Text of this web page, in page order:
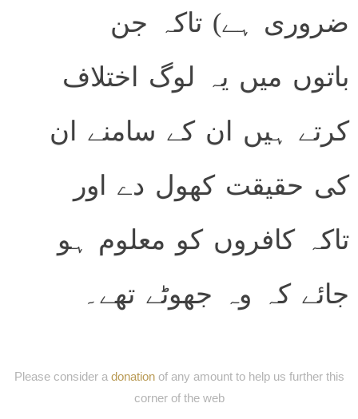
ضروری ہے) تاکہ جن
باتوں میں یہ لوگ اختلاف
کرتے ہیں ان کے سامنے ان
کی حقیقت کھول دے اور
تاکہ کافروں کو معلوم ہو
جائے کہ وہ جھوٹے تھے۔
Please consider a donationof any amount to help us further this
corner of the web